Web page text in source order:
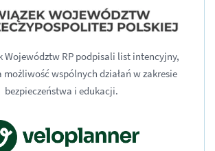
Województw RP podpisali list intencyjny,
wspólnych działań w zakresie
bezpieczeństwa i edukacji.